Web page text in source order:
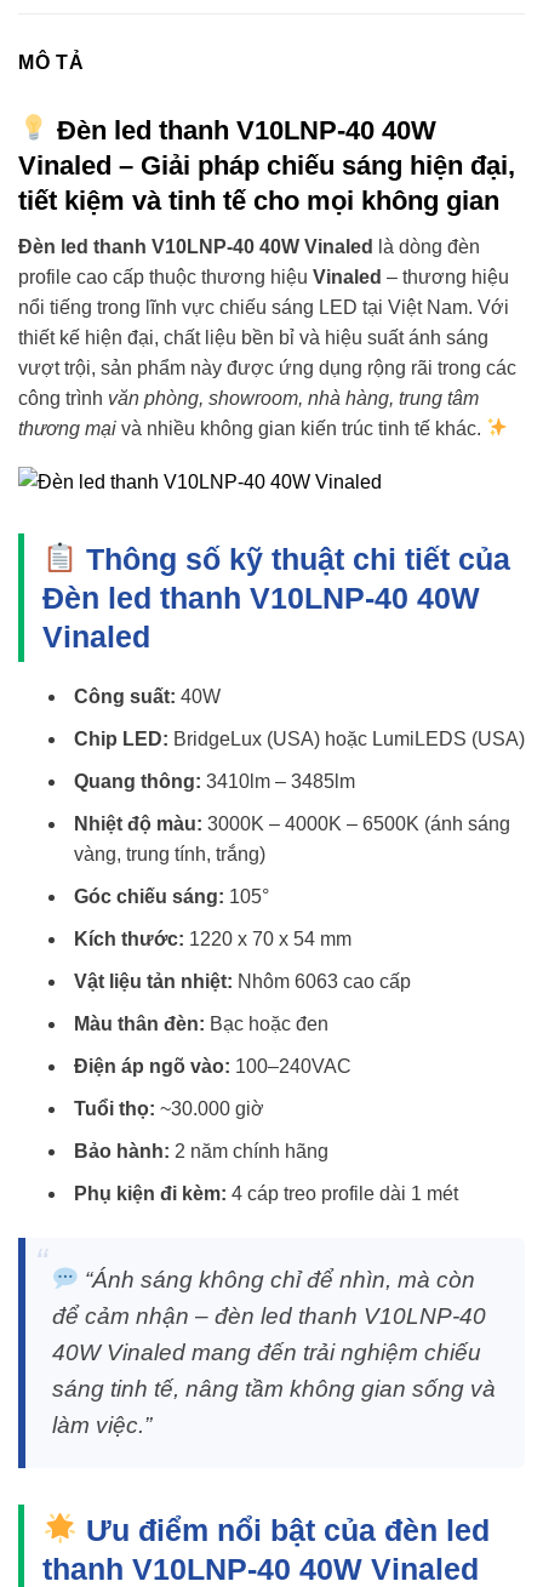
MÔ TẢ
Đèn led thanh V10LNP-40 40W
Vinaled – Giải pháp chiếu sáng hiện đại,
tiết kiệm và tinh tế cho mọi không gian
Đèn led thanh V10LNP-40 40W Vinaled
là dòng đèn
profile cao cấp thuộc thương hiệu Vinaled – thương hiệu
nổi tiếng trong lĩnh vực chiếu sáng LED tại Việt Nam. Với
thiết kế hiện đại, chất liệu bền bỉ và hiệu suất ánh sáng
vượt trội, sản phẩm này được ứng dụng rộng rãi trong các
công trình văn phòng, showroom, nhà hàng, trung tâm
thương mại và nhiều không gian kiến trúc tinh tế khác.
Thông số kỹ thuật chi tiết của
Đèn led thanh V10LNP-40 40W
Vinaled
Công suất: 40W
Chip LED: BridgeLux (USA) hoặc LumiLEDS (USA)
Quang thông: 3410lm – 3485lm
Nhiệt độ màu: 3000K – 4000K – 6500K (ánh sáng
vàng, trung tính, trắng)
Góc chiếu sáng: 105°
Kích thước: 1220 x 70 x 54 mm
Vật liệu tản nhiệt: Nhôm 6063 cao cấp
Màu thân đèn: Bạc hoặc đen
Điện áp ngõ vào: 100–240VAC
Tuổi thọ: ~30.000 giờ
Bảo hành: 2 năm chính hãng
Phụ kiện đi kèm: 4 cáp treo profile dài 1 mét
“Ánh sáng không chỉ để nhìn, mà còn
để cảm nhận – đèn led thanh V10LNP-40
40W Vinaled mang đến trải nghiệm chiếu
sáng tinh tế, nâng tầm không gian sống và
làm việc.”
Ưu điểm nổi bật của đèn led
thanh V10LNP-40 40W Vinaled